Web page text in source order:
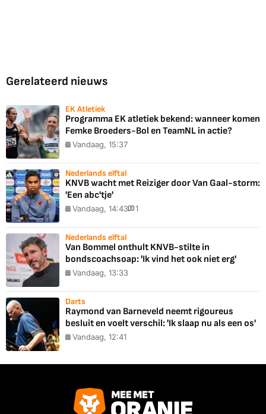
Gerelateerd nieuws
EK Atletiek
Programma EK atletiek bekend: wanneer komen
Femke Broeders-Bol en TeamNL in actie?
Vandaag, 15:37
Nederlands elftal
KNVB wacht met Reiziger door Van Gaal-storm:
'Een abc'tje'
Vandaag, 14:43 1
Nederlands elftal
Van Bommel onthult KNVB-stilte in
bondscoachsoap: 'Ik vind het ook niet erg'
Vandaag, 13:33
Darts
Raymond van Barneveld neemt rigoureus
besluit en voelt verschil: 'Ik slaap nu als een os'
Vandaag, 12:41